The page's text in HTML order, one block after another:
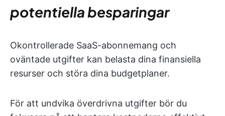
potentiella besparingar
Okontrollerade SaaS-abonnemang och
oväntade utgifter kan belasta dina finansiella
resurser och störa dina budgetplaner.
För att undvika överdrivna utgifter bör du